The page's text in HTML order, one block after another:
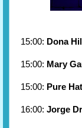
15:00: Dona
15:00: Mary
15:00: Pure
16:00: Jorge